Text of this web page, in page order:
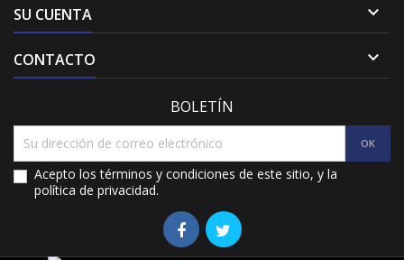
SU CUENTA 
CONTACTO 
BOLETÍN
Acepto los términos y condiciones de este sitio, y la
política de privacidad.